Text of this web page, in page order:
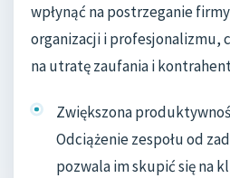
wpłynąć na postrzeganie
organizacji i profesjonalizmu,
na utratę zaufania i
Zwiększona
Odciążenie zespołu od
pozwala im skupić się na